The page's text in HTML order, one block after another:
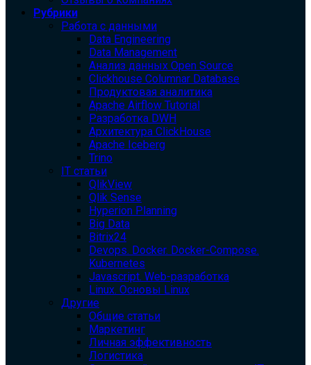
Рубрики
Работа с данными
Data Engineering
Data Management
Анализ данных Open Source
Clickhouse Columnar Database
Продуктовая аналитика
Apache Airflow Tutorial
Разработка DWH
Архитектура ClickHouse
Apache Iceberg
Trino
IT статьи
QlikView
Qlik Sense
Hyperion Planning
Big Data
Bitrix24
Devops. Docker. Docker-Compose.
Kubernetes
Javascript. Web-разработка
Linux. Основы Linux
Другие
Общие статьи
Маркетинг
Личная эффективность
Логистика